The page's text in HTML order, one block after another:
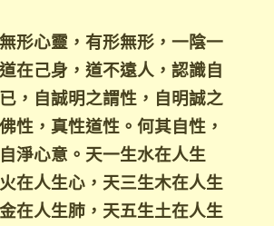
形心靈，有形無形，一陰一
在己身，道不遠人，認識自
，自誠明之謂性，自明誠之
性，真性道性。何其自性，
淨心意。天一生水在人生
在人生心，天三生木在人生
在人生肺，天五生土在人生